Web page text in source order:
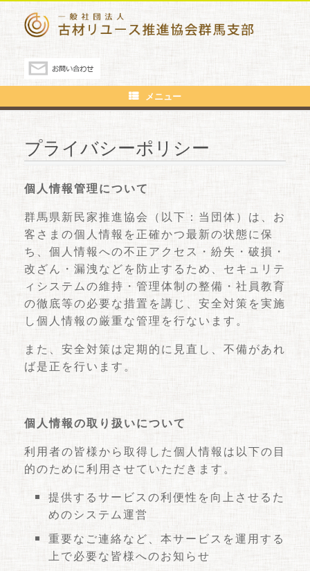
メニュー
プライバシーポリシー
個人情報管理について
群馬県新民家推進協会（以下：当団体）は、お
客さまの個人情報を正確かつ最新の状態に保
ち、個人情報への不正アクセス・紛失・破損・
改ざん・漏洩などを防止するため、セキュリテ
ィシステムの維持・管理体制の整備・社員教育
の徹底等の必要な措置を講じ、安全対策を実施
し個人情報の厳重な管理を行ないます。
また、安全対策は定期的に見直し、不備があれ
ば是正を行います。
個人情報の取り扱いについて
利用者の皆様から取得した個人情報は以下の目
的のために利用させていただきます。
提供するサービスの利便性を向上させるた
めのシステム運営
重要なご連絡など、本サービスを運用する
上で必要な皆様へのお知らせ